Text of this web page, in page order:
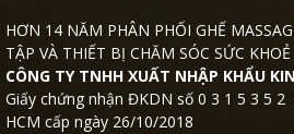
HƠN 14 NĂM PHÂN PHỐI GHẾ
TẬP VÀ THIẾT BỊ CHĂM SÓC SỨC
CÔNG TY TNHH XUẤT NHẬP KHẨU
Giấy chứng nhận ĐKDN số 0 3 1 5 3 5
HCM cấp ngày 26/10/2018